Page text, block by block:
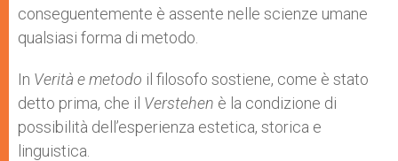
conseguentemente è assente nelle scienze umane
qualsiasi forma di metodo.
In Verità e metodo il filosofo sostiene, come è stato
detto prima, che il Verstehen è la condizione di
possibilità dell’esperienza estetica, storica e
linguistica.